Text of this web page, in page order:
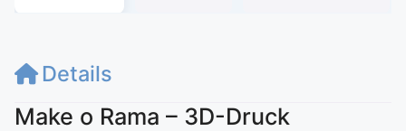
Details
Make o Rama – 3D-Druck